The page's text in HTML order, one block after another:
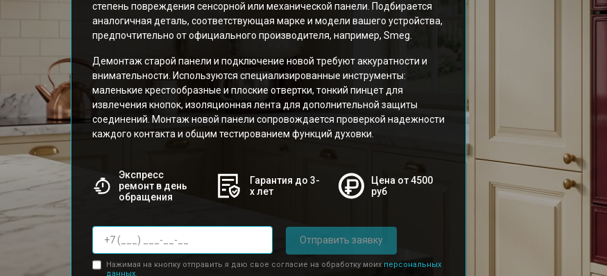
степень повреждения сенсорной или механической панели. Подбирается
аналогичная деталь, соответствующая марке и модели вашего устройства,
предпочтительно от официального производителя, например, Smeg.
Демонтаж старой панели и подключение новой требуют аккуратности и
внимательности. Используются специализированные инструменты:
маленькие крестообразные и плоские отвертки, тонкий пинцет для
извлечения кнопок, изоляционная лента для дополнительной защиты
соединений. Монтаж новой панели сопровождается проверкой надежности
каждого контакта и общим тестированием функций духовки.
Экспресс
ремонт в день
обращения
Гарантия до 3-
х лет
Цена от 4500
руб
Отправить заявку
Нажимая на кнопку отправить я даю свое согласие на обработку моих персональных
данных.